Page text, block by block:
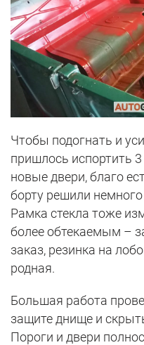
Чтобы подогнать и
пришлось испортить
новые двери, благо
борту решили
Рамка стекла тоже
более обтекаемым –
заказ, резинка на
родная.
Большая работа
защите днище и
Пороги и двери